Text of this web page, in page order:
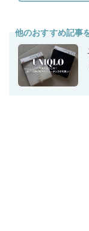
他のおすすめ記事